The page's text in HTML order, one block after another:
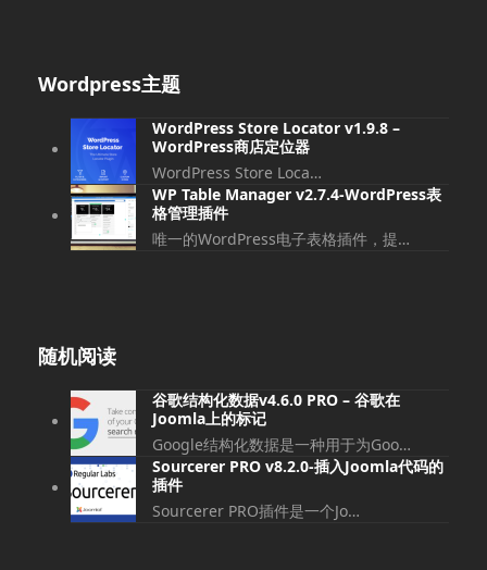
Wordpress主题
WordPress Store Locator v1.9.8 –
WordPress商店定位器
WordPress Store Loca…
WP Table Manager v2.7.4-WordPress表
格管理插件
唯一的WordPress电子表格插件，提…
随机阅读
谷歌结构化数据v4.6.0 PRO – 谷歌在
Joomla上的标记
Google结构化数据是一种用于为Goo…
Sourcerer PRO v8.2.0-插入Joomla代码的
插件
Sourcerer PRO插件是一个Jo…